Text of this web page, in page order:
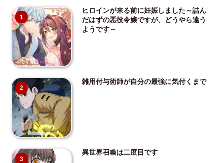
1
ヒロインが来る前に妊娠しました～詰ん
だはずの悪役令嬢ですが、どうやら違う
ようです～
2
雑用付与術師が自分の最強に気付くまで
3
異世界召喚は二度目です